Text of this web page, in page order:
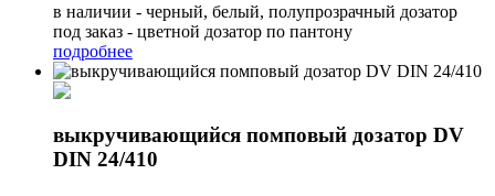
в наличии - черный, белый, полупрозрачный дозатор
под заказ - цветной дозатор по пантону
подробнее
выкручивающийся помповый дозатор DV
DIN 24/410